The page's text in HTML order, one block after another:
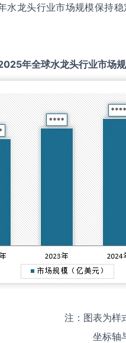
龙头行业市场规模保持
年全球水龙头行业市场
注：图表为样
坐标轴